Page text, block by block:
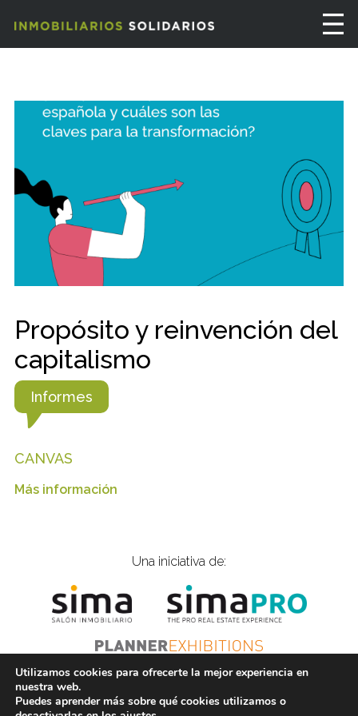
Propósito y reinvención del
capitalismo
Informes
CANVAS
Más información
Una iniciativa de:
© 2021 Inmobiliarios Solidarios |is@gplanner.com |
Utilizamos cookies para ofrecerte la mejor experiencia en
nuestra web.
Puedes aprender más sobre qué cookies utilizamos o